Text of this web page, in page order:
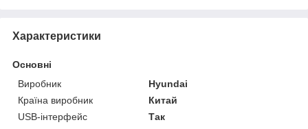
Характеристики
Основні
Виробник
Hyundai
Країна виробник
Китай
USB-інтерфейс
Так